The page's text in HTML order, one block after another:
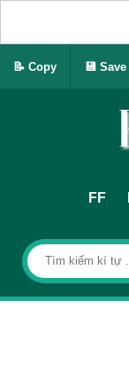
FF
📝 Copy 💾 Save